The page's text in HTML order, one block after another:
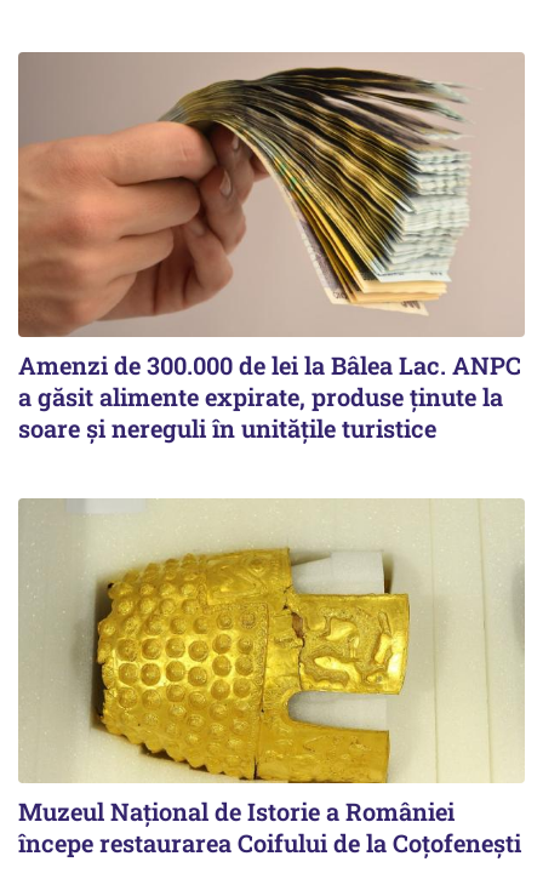
Amenzi de 300.000 de lei la Bâlea Lac. ANPC
a găsit alimente expirate, produse ținute la
soare și nereguli în unitățile turistice
Muzeul Național de Istorie a României
începe restaurarea Coifului de la Coțofenești